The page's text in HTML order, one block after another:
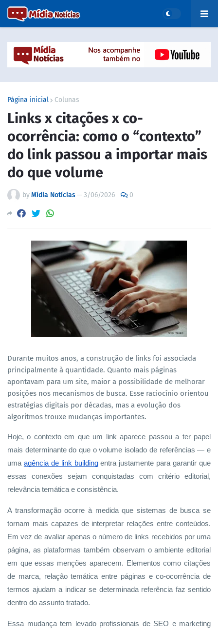
Página inicial Colunas
Links x citações x co-
ocorrência: como o “contexto”
do link passou a importar mais
do que volume
byMídia Notícias—3/06/2026 0
Durante muitos anos, a construção de links foi associada
principalmente à quantidade. Quanto mais páginas
apontavam para um site, maior a possibilidade de melhorar
posições nos mecanismos de busca. Esse raciocínio orientou
estratégias digitais por décadas, mas a evolução dos
algoritmos trouxe mudanças importantes.
Hoje, o contexto em que um link aparece passou a ter papel
mais determinante do que o volume isolado de referências — e
uma agência de link buildingentra justamente para garantir que
essas conexões sejam conquistadas com critério editorial,
relevância temática e consistência.
A transformação ocorre à medida que sistemas de busca se
tornam mais capazes de interpretar relações entre conteúdos.
Em vez de avaliar apenas o número de links recebidos por uma
página, as plataformas também observam o ambiente editorial
em que essas menções aparecem. Elementos como citações
de marca, relação temática entre páginas e co-ocorrência de
termos ajudam a indicar se determinada referência faz sentido
dentro do assunto tratado.
Essa mudança tem levado profissionais de SEO e marketing